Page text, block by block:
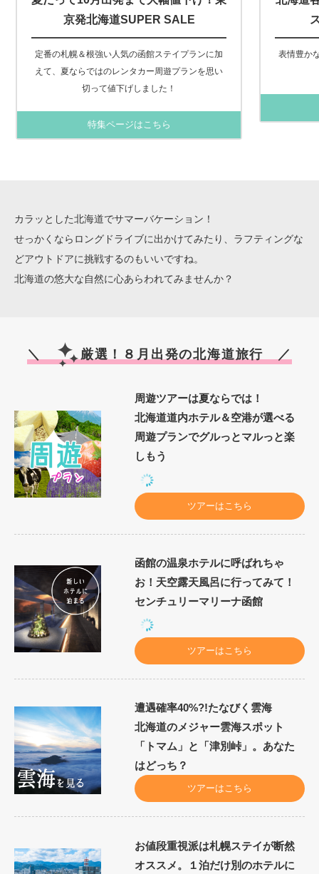
京発北海道SUPER SALE
定番の札幌＆根強い人気の函館ステイプランに加
えて、夏ならではのレンタカー周遊プランを思い
切って値下げしました！
特集ページはこちら
表情豊か
カラッとした北海道でサマーバケーション！
せっかくならロングドライブに出かけてみたり、ラフティングな
どアウトドアに挑戦するのもいいですね。
北海道の悠大な自然に心あらわれてみませんか？
＼ 厳選！８月出発の北海道旅行 ／
周遊ツアーは夏ならでは！
北海道道内ホテル＆空港が選べる
周遊プランでグルっとマルっと楽
しもう
ツアーはこちら
函館の温泉ホテルに呼ばれちゃ
お！天空露天風呂に行ってみて！
センチュリーマリーナ函館
ツアーはこちら
遭遇確率40%?!たなびく雲海
北海道のメジャー雲海スポット
「トマム」と「津別峠」。あなた
はどっち？
ツアーはこちら
お値段重視派は札幌ステイが断然
オススメ。１泊だけ別のホテルに